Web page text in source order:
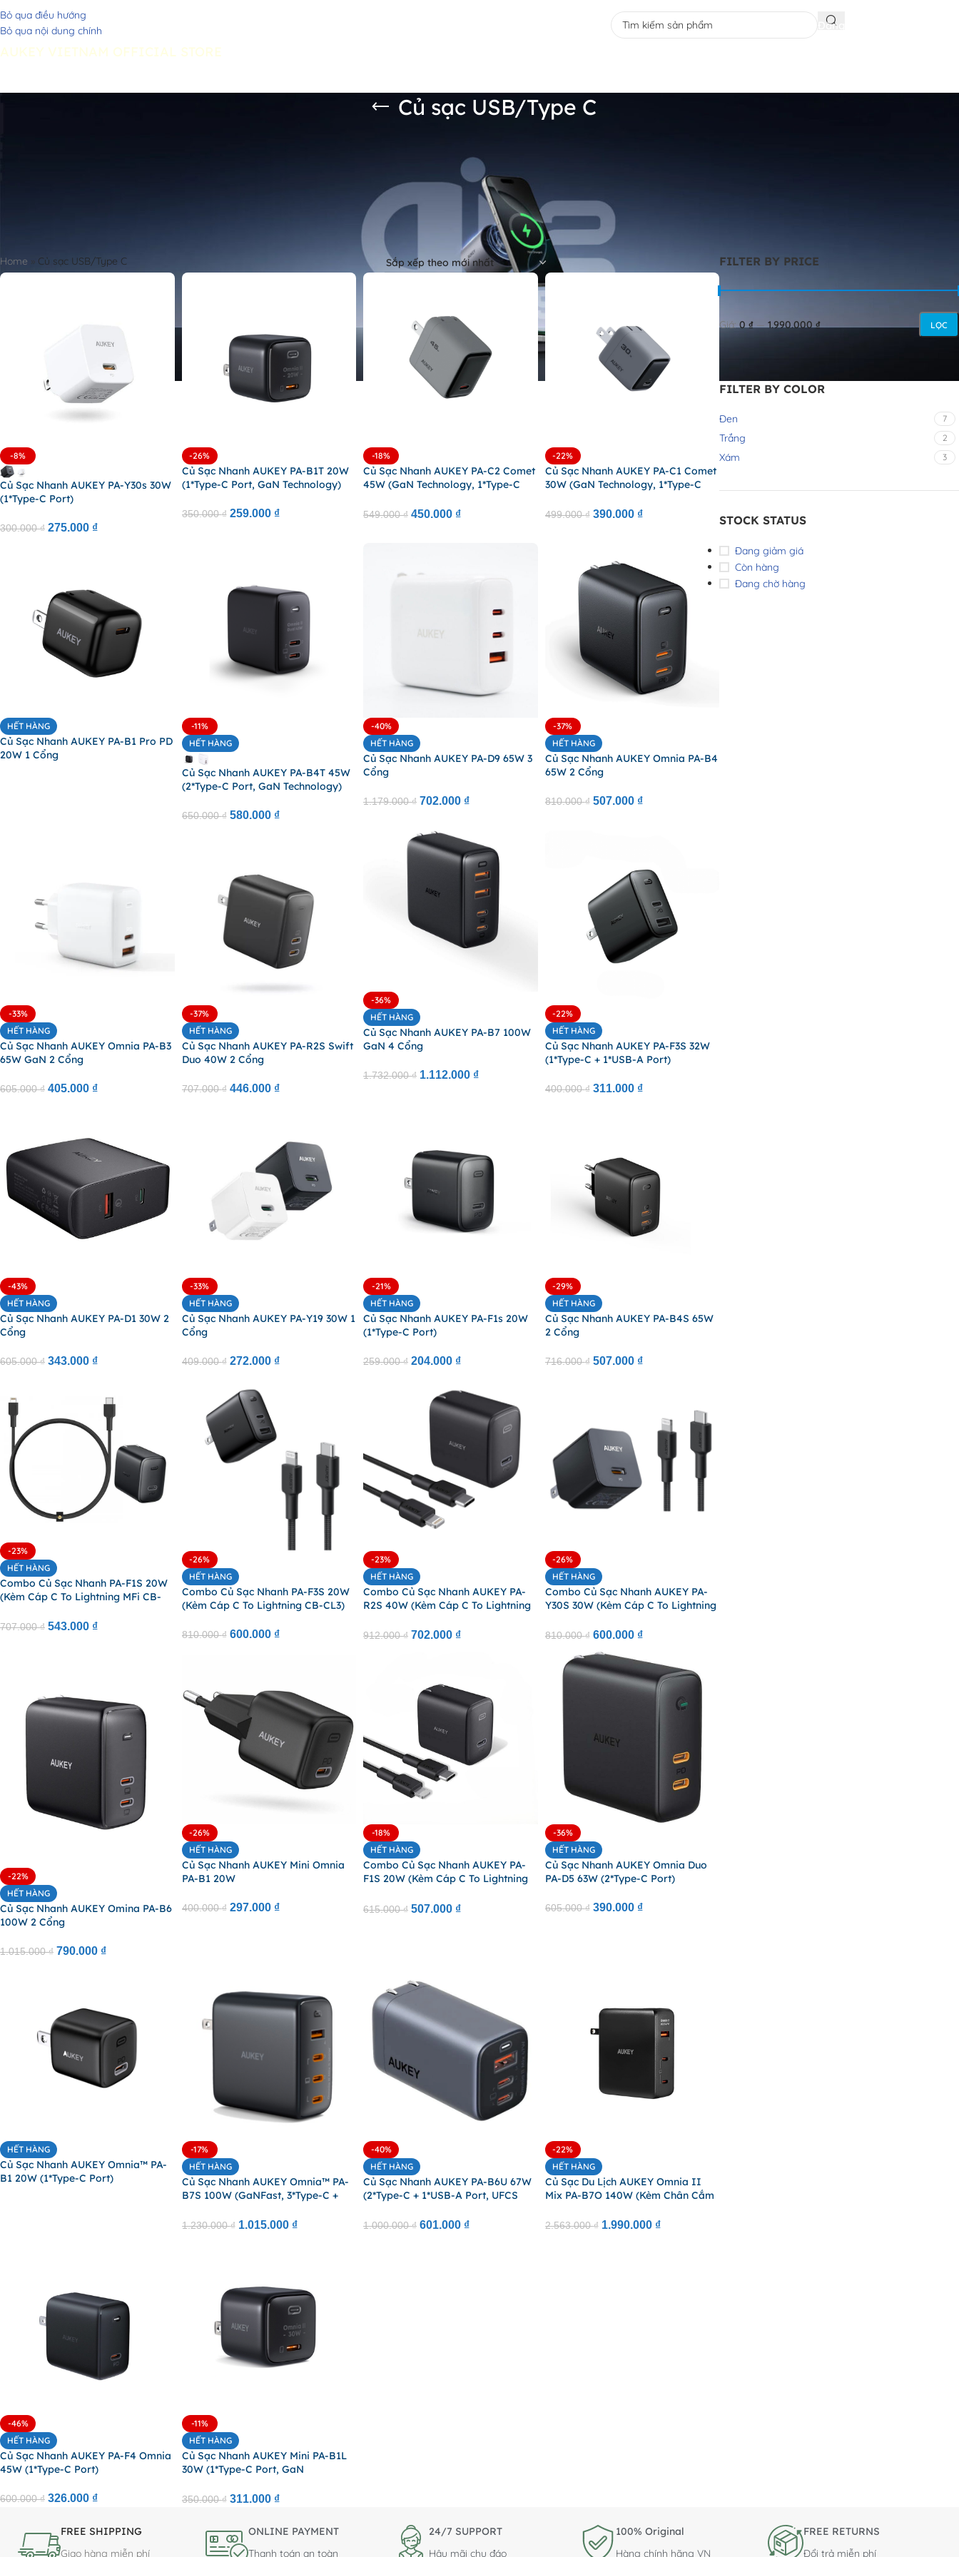
Bỏ qua điều hướng
Bỏ qua nội dung chính
Đăng nhập / đăng ký
AUKEY VIETNAM OFFICIAL STORE
Củ sạc USB/Type C
Home » Củ sạc USB/Type C
-8%
Củ Sạc Nhanh AUKEY PA-Y30s 30W
(1*Type-C Port)
300.000₫ 275.000 ₫
-26%
Củ Sạc Nhanh AUKEY PA-B1T 20W
(1*Type-C Port, GaN Technology)
350.000₫ 259.000 ₫
-18%
Củ Sạc Nhanh AUKEY PA-C2 Comet
45W (GaN Technology, 1*Type-C
549.000₫ 450.000 ₫
-22%
Củ Sạc Nhanh AUKEY PA-C1 Comet
30W (GaN Technology, 1*Type-C
499.000₫ 390.000 ₫
HẾT HÀNG
Củ Sạc Nhanh AUKEY PA-B1 Pro PD
20W 1 Cổng
-11%
HẾT HÀNG
Củ Sạc Nhanh AUKEY PA-B4T 45W
(2*Type-C Port, GaN Technology)
650.000₫ 580.000 ₫
-40%
HẾT HÀNG
Củ Sạc Nhanh AUKEY PA-D9 65W 3
Cổng
1.179.000₫ 702.000 ₫
-37%
HẾT HÀNG
Củ Sạc Nhanh AUKEY Omnia PA-B4
65W 2 Cổng
810.000₫ 507.000 ₫
-33%
HẾT HÀNG
Củ Sạc Nhanh AUKEY Omnia PA-B3
65W GaN 2 Cổng
605.000₫ 405.000 ₫
-37%
HẾT HÀNG
Củ Sạc Nhanh AUKEY PA-R2S Swift
Duo 40W 2 Cổng
707.000₫ 446.000 ₫
-36%
HẾT HÀNG
Củ Sạc Nhanh AUKEY PA-B7 100W
GaN 4 Cổng
1.732.000₫ 1.112.000 ₫
-22%
HẾT HÀNG
Củ Sạc Nhanh AUKEY PA-F3S 32W
(1*Type-C + 1*USB-A Port)
400.000₫ 311.000 ₫
-43%
HẾT HÀNG
Củ Sạc Nhanh AUKEY PA-D1 30W 2
Cổng
605.000₫ 343.000 ₫
-33%
HẾT HÀNG
Củ Sạc Nhanh AUKEY PA-Y19 30W 1
Cổng
409.000₫ 272.000 ₫
-21%
HẾT HÀNG
Củ Sạc Nhanh AUKEY PA-F1s 20W
(1*Type-C Port)
259.000₫ 204.000 ₫
-29%
HẾT HÀNG
Củ Sạc Nhanh AUKEY PA-B4S 65W
2 Cổng
716.000₫ 507.000 ₫
-23%
HẾT HÀNG
Combo Củ Sạc Nhanh PA-F1S 20W
(Kèm Cáp C To Lightning MFi CB-
707.000₫ 543.000 ₫
-26%
HẾT HÀNG
Combo Củ Sạc Nhanh PA-F3S 20W
(Kèm Cáp C To Lightning CB-CL3)
810.000₫ 600.000 ₫
-23%
HẾT HÀNG
Combo Củ Sạc Nhanh AUKEY PA-
R2S 40W (Kèm Cáp C To Lightning
912.000₫ 702.000 ₫
-26%
HẾT HÀNG
Combo Củ Sạc Nhanh AUKEY PA-
Y30S 30W (Kèm Cáp C To Lightning
810.000₫ 600.000 ₫
-22%
HẾT HÀNG
Củ Sạc Nhanh AUKEY Omina PA-B6
100W 2 Cổng
1.015.000₫ 790.000 ₫
-26%
HẾT HÀNG
Củ Sạc Nhanh AUKEY Mini Omnia
PA-B1 20W
400.000₫ 297.000 ₫
-18%
HẾT HÀNG
Combo Củ Sạc Nhanh AUKEY PA-
F1S 20W (Kèm Cáp C To Lightning
615.000₫ 507.000 ₫
-36%
HẾT HÀNG
Củ Sạc Nhanh AUKEY Omnia Duo
PA-D5 63W (2*Type-C Port)
605.000₫ 390.000 ₫
HẾT HÀNG
Củ Sạc Nhanh AUKEY Omnia™ PA-
B1 20W (1*Type-C Port)
-17%
HẾT HÀNG
Củ Sạc Nhanh AUKEY Omnia™ PA-
B7S 100W (GaNFast, 3*Type-C +
1.230.000₫ 1.015.000 ₫
-40%
HẾT HÀNG
Củ Sạc Nhanh AUKEY PA-B6U 67W
(2*Type-C + 1*USB-A Port, UFCS
1.000.000₫ 601.000 ₫
-22%
HẾT HÀNG
Củ Sạc Du Lịch AUKEY Omnia II
Mix PA-B7O 140W (Kèm Chân Cắm
2.563.000₫ 1.990.000 ₫
-46%
HẾT HÀNG
Củ Sạc Nhanh AUKEY PA-F4 Omnia
45W (1*Type-C Port)
600.000₫ 326.000 ₫
-11%
HẾT HÀNG
Củ Sạc Nhanh AUKEY Mini PA-B1L
30W (1*Type-C Port, GaN
350.000₫ 311.000 ₫
FILTER BY PRICE
LỌC
Giá:0 ₫—1.990.000 ₫
FILTER BY COLOR
Đen 7
Trắng 2
Xám 3
STOCK STATUS
Đang giảm giá
Còn hàng
Đang chờ hàng
FREE SHIPPING
Giao hàng miễn phí
ONLINE PAYMENT
Thanh toán an toàn
24/7 SUPPORT
Hậu mãi chu đáo
100% Original
Hàng chính hãng VN
FREE RETURNS
Đổi trả miễn phí